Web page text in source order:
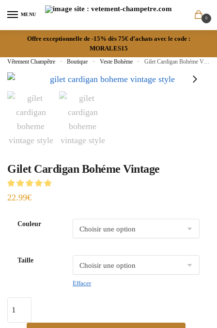
MENU
0
Offre exceptionnelle de -15% dès 75€ d’achats avec le code :
MORALES15
Vêtement Champêtre » Boutique » Veste Bohème » Gilet Cardigan Bohéme Vintage
Gilet Cardigan Bohéme Vintage
22.99€
Couleur
Taille
Effacer